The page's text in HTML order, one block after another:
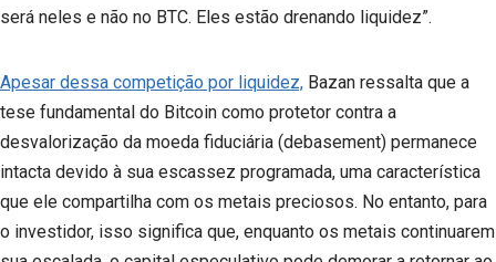
será neles e não no BTC. Eles estão drenando liquidez”.
Apesar dessa competição por liquidez, Bazan ressalta que a
tese fundamental do Bitcoin como protetor contra a
desvalorização da moeda fiduciária (debasement) permanece
intacta devido à sua escassez programada, uma característica
que ele compartilha com os metais preciosos. No entanto, para
o investidor, isso significa que, enquanto os metais continuarem